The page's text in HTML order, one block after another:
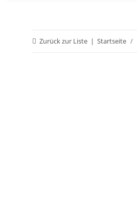
Zurück zur Liste Startseite